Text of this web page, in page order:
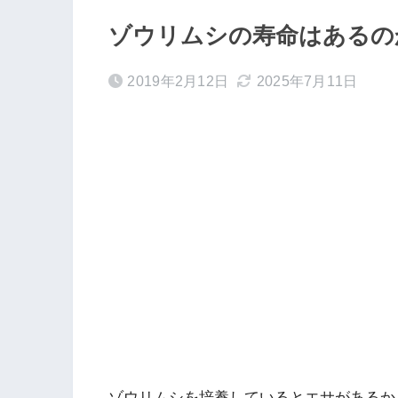
ゾウリムシの寿命はある
2019年2月12日 2025年7月11日